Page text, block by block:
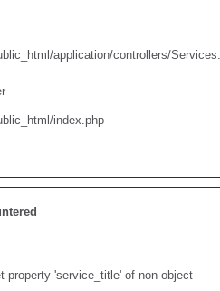
application/controllers/
index.php
property 'service_title' of non-object